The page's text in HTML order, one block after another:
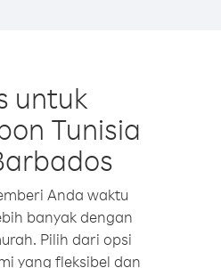
untuk
Tunisia
Anda waktu
banyak dengan
Pilih dari opsi
yang fleksibel dan